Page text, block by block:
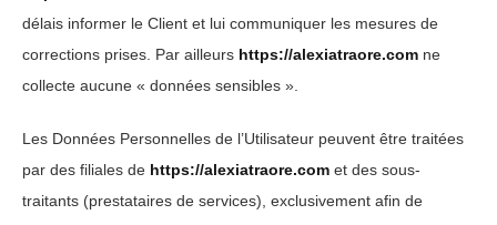
délais informer le Client et lui communiquer les mesures de
corrections prises. Par ailleurs https://alexiatraore.com ne
collecte aucune « données sensibles ».
Les Données Personnelles de l’Utilisateur peuvent être traitées
par des filiales de https://alexiatraore.com et des sous-
traitants (prestataires de services), exclusivement afin de